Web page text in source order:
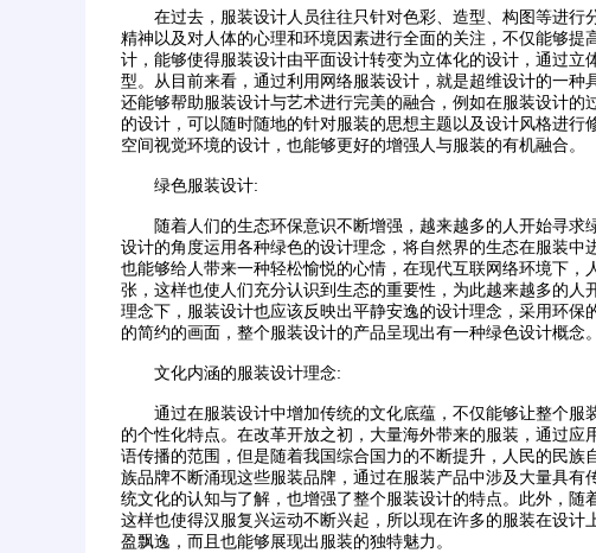
在过去，服装设计人员往往只针对色彩、造型、构图等进行
精神以及对人体的心理和环境因素进行全面的关注，不仅能够
计，能够使得服装设计由平面设计转变为立体化的设计，通过
型。从目前来看，通过利用网络服装设计，就是超维设计的一种
还能够帮助服装设计与艺术进行完美的融合，例如在服装设计
的设计，可以随时随地的针对服装的思想主题以及设计风格进
空间视觉环境的设计，也能够更好的增强人与服装的有机融合。
绿色服装设计:
随着人们的生态环保意识不断增强，越来越多的人开始寻求
设计的角度运用各种绿色的设计理念，将自然界的生态在服装中
也能够给人带来一种轻松愉悦的心情，在现代互联网络环境下
张，这样也使人们充分认识到生态的重要性，为此越来越多的
理念下，服装设计也应该反映出平静安逸的设计理念，采用环
的简约的画面，整个服装设计的产品呈现出有一种绿色设计概念。
文化内涵的服装设计理念:
通过在服装设计中增加传统的文化底蕴，不仅能够让整个服
的个性化特点。在改革开放之初，大量海外带来的服装，通过
语传播的范围，但是随着我国综合国力的不断提升，人民的民
族品牌不断涌现这些服装品牌，通过在服装产品中涉及大量具
统文化的认知与了解，也增强了整个服装设计的特点。此外，随
这样也使得汉服复兴运动不断兴起，所以现在许多的服装在设
盈飘逸，而且也能够展现出服装的独特魅力。